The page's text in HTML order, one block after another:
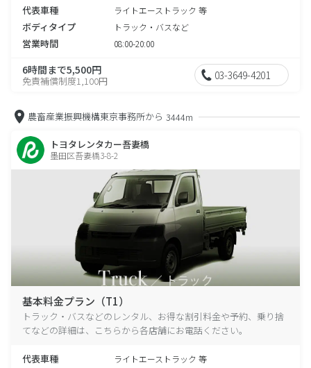
代表車種 ライトエーストラック 等
ボディタイプ トラック・バスなど
営業時間 08:00-20:00
6時間まで5,500円
免責補償制度1,100円 03-3649-4201
農畜産業振興機構東京事務所から 3444m
トヨタレンタカー吾妻橋
墨田区吾妻橋3-8-2
基本料金プラン（T1）
トラック・バスなどのレンタル、お得な割引料金や予約、乗り捨
てなどの詳細は、こちらから各店舗にお電話ください。
代表車種 ライトエーストラック 等